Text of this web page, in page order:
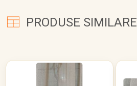
PRODUSE SIMILARE